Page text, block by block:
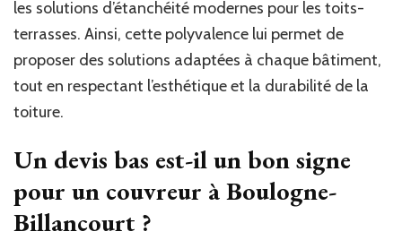
les solutions d’étanchéité modernes pour les toits-
terrasses. Ainsi, cette polyvalence lui permet de
proposer des solutions adaptées à chaque bâtiment,
tout en respectant l’esthétique et la durabilité de la
toiture.
Un devis bas est-il un bon signe
pour un couvreur à Boulogne-
Billancourt ?